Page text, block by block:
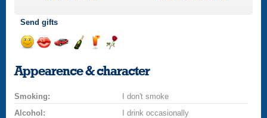
Send gifts
a
smilekissa
champagne
a
drink
a
rose
Appearence & character
Smoking:
I don't smoke
Alcohol:
I drink occasionally